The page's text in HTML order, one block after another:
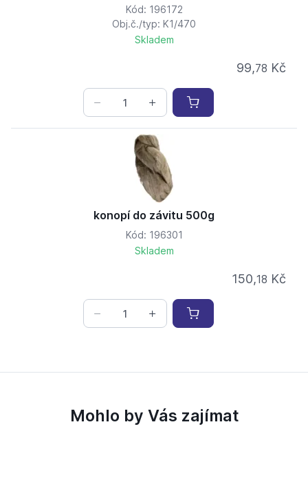
Kód: 196172
Obj.č./typ: K1/470
Skladem
99,78 Kč
konopí do závitu 500g
Kód: 196301
Skladem
150,18 Kč
Mohlo by Vás zajímat